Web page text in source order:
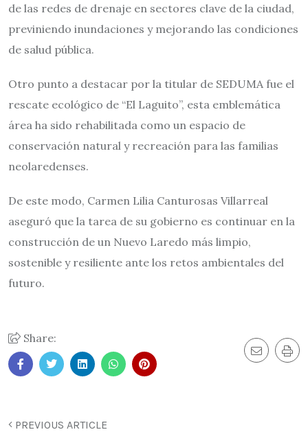
de las redes de drenaje en sectores clave de la ciudad,
previniendo inundaciones y mejorando las condiciones
de salud pública.
Otro punto a destacar por la titular de SEDUMA fue el
rescate ecológico de “El Laguito”, esta emblemática
área ha sido rehabilitada como un espacio de
conservación natural y recreación para las familias
neolaredenses.
De este modo, Carmen Lilia Canturosas Villarreal
aseguró que la tarea de su gobierno es continuar en la
construcción de un Nuevo Laredo más limpio,
sostenible y resiliente ante los retos ambientales del
futuro.
Share:
PREVIOUS ARTICLE